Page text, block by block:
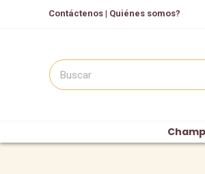
Contáctenos | Quiénes somos?